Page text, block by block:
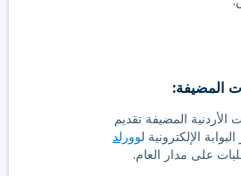
المضيفة:
المضيفة تقديم
الإلكترونية لوورلد
على مدار العام.